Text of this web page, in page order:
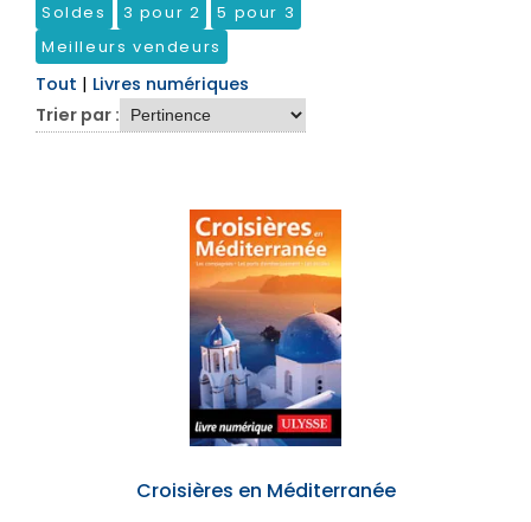
Soldes 3 pour 2
5 pour 3
Meilleurs vendeurs
Tout | Livres numériques
Trier par :
Croisières en Méditerranée